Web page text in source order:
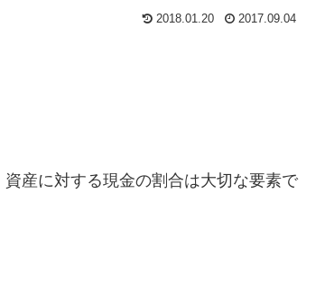
2018.01.20 2017.09.04
産に対する現金の割合は大切な要素で